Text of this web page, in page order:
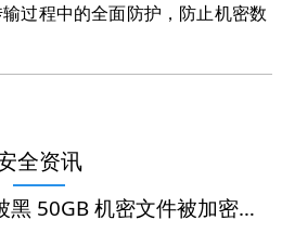
过程中的全面防护，防止机密数
全资讯
SK 海力士、LG 电子被黑 50GB 机密文件被加密勒索